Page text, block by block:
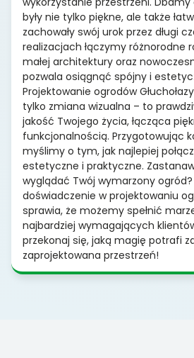
były nie tylko piękne, ale także
zachowały swój urok przez długi
realizacjach łączymy różnorodne
małej architektury oraz
pozwala osiągnąć spójny i
Projektowanie ogrodów
tylko zmiana wizualna – to
jakość Twojego życia, łącząca
funkcjonalnością. Przygotowując
myślimy o tym, jak najlepiej
estetyczne i praktyczne.
wyglądać Twój wymarzony ogród?
doświadczenie w projektowaniu
sprawia, że możemy spełnić
najbardziej wymagających
przekonaj się, jaką magię potrafi
zaprojektowana przestrzeń!